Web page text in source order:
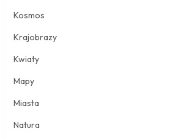
Kosmos
Krajobrazy
Kwiaty
Mapy
Miasta
Natura